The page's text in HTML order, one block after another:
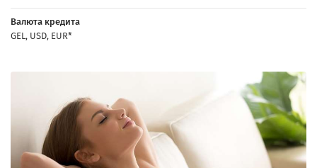
Валюта кредита
GEL, USD, EUR*